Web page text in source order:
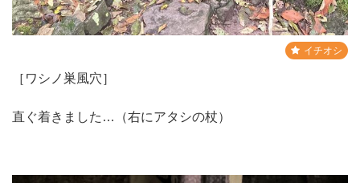
イチオシ
［ワシノ巣風穴］
直ぐ着きました…（右にアタシの杖）